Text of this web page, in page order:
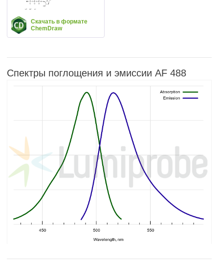
Скачать в формате
ChemDraw
Спектры поглощения и эмиссии AF 488